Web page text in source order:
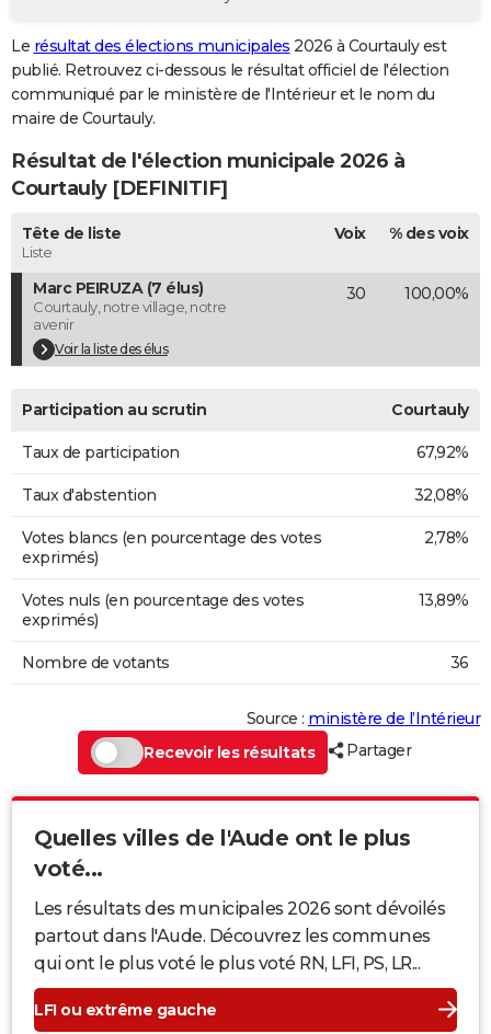
GUIDES D'ACHAT
BONS PLANS
CARTE DE VOEUX
Carte de Noël
Carte Bonne année
Carte Saint-Valentin
Carte Pâques
Carte d'anniversaire
DICTIONNAIRE
Dictionnaire
Biographies
Citations
Expressions
Proverbes
PROGRAMME TV
COPAINS D'AVANT
S'inscrire
Se connecter
Lycées
Collèges
Primaires
Universités
Entreprises
Service militaire
Avis de recherche
AVIS DE DÉCÈS
Bricolage
Lifestyle
Culture
Sport
Auto
Television
Voyage
Cinema
Le résultat des élections municipales 2026 à Courtauly est
publié. Retrouvez ci-dessous le résultat officiel de l'élection
communiqué par le ministère de l'Intérieur et le nom du
maire de Courtauly.
Résultat de l'élection municipale 2026 à
Courtauly [DEFINITIF]
Tête de liste
Liste
Voix % des voix
Marc PEIRUZA (7 élus)
Courtauly, notre village, notre
avenir
Voir la liste des élus
30 100,00%
Participation au scrutin Courtauly
Taux de participation 67,92%
Taux d'abstention 32,08%
Votes blancs (en pourcentage des votes
exprimés)
2,78%
Votes nuls (en pourcentage des votes
exprimés)
13,89%
Nombre de votants 36
Source : ministère de l’Intérieur
Recevoir les résultats
Partager
Quelles villes de l'Aude ont le plus
voté...
Les résultats des municipales 2026 sont dévoilés
partout dans l'Aude. Découvrez les communes
qui ont le plus voté le plus voté RN, LFI, PS, LR...
LFI ou extrême gauche